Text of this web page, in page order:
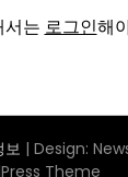
서는 로그인해
보 | Design:
Theme